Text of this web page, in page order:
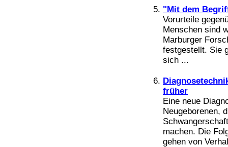
"Mit dem
Vorurteile
Menschen sind
Marburger
festgestellt. Sie
sich ...
früher
Eine neue
Neugeborenen,
machen. Die
gehen von